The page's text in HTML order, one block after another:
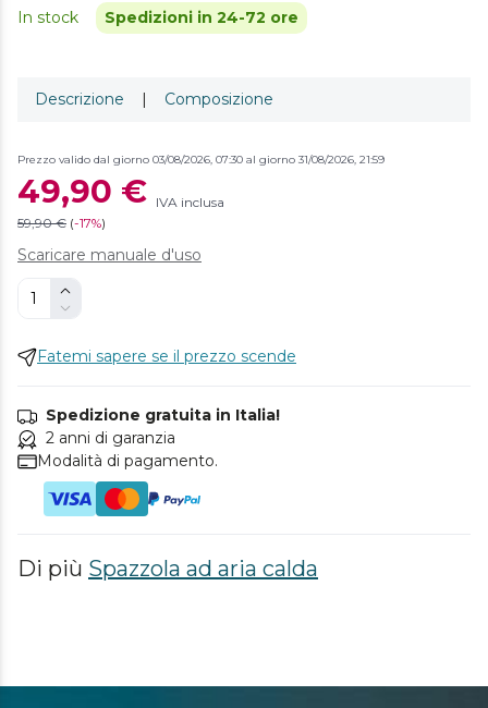
In stock Spedizioni in 24-72 ore
Descrizione Composizione
Prezzo valido dal giorno 03/08/2026, 07:30 al giorno 31/08/2026, 21:59
49,90 € IVA inclusa
59,90 € (-17%)
Scaricare manuale d'uso
Fatemi sapere se il prezzo scende
Spedizione gratuita in Italia!
2 anni di garanzia
Modalità di pagamento.
Di più Spazzola ad aria calda